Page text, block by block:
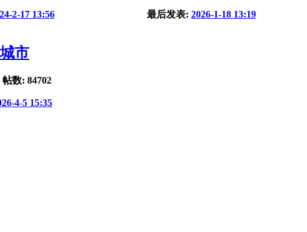
2-17 13:56 最后发表: 2026-1-18 13:19
市
帖数: 84702
4-5 15:35